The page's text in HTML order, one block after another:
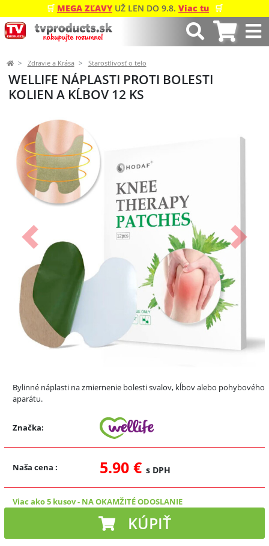
🛒 MEGA ZĽAVY UŽ LEN DO 9.8. Viac tu 🛒
Zdravie a Krása Starostlivosť o telo
WELLIFE NÁPLASTI PROTI BOLESTI
KOLIEN A KĹBOV 12 KS
Predchádzajúci Ďalší
Bylinné náplasti na zmiernenie bolesti svalov, kĺbov alebo pohybového
aparátu.
Značka:
Naša cena : 5.90 € s DPH
Viac ako 5 kusov- NA OKAMŽITÉ ODOSLANIE
KÚPIŤ